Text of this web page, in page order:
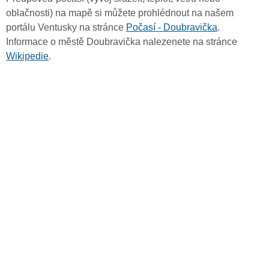
oblačnosti) na mapě si můžete prohlédnout na našem
portálu Ventusky na stránce Počasí - Doubravička.
Informace o městě Doubravička nalezenete na stránce
Wikipedie.